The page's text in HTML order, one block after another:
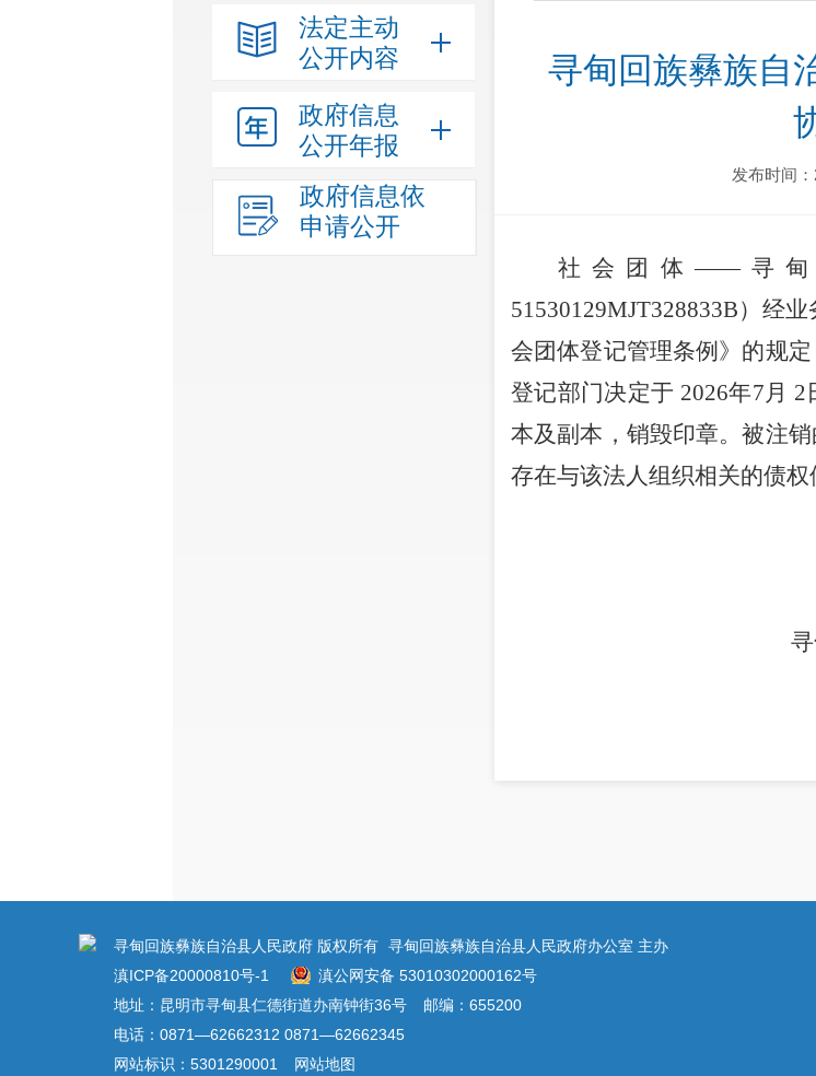
法定主动
公开内容
政府信息
公开年报
政府信息依
申请公开
寻甸回族彝族自
发布时间
社会团体——寻甸
51530129MJT328833B） 经业
会团体登记管理条例》 的规
登记部门决定于 2026年7月 2
本及副本，销毁印章。被注
存在与该法人组织相关的债权
寻甸回族彝族自治县人民政府 版权所有 寻甸回族彝族自治县人民政府办公室 主办
滇ICP备20000810号-1
滇公网安备 53010302000162号
地址：昆明市寻甸县仁德街道办南钟街36号
邮编：655200
电话：0871—62662312 0871—62662345
网站标识：5301290001
网站地图